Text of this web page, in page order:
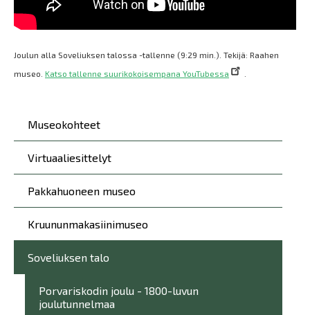
Päävalikko
Museokohteet
Virtuaaliesittelyt
Pakkahuoneen museo
Kruununmakasiinimuseo
Soveliuksen talo
Porvariskodin joulu - 1800-luvun
joulutunnelmaa
Joulun alla Soveliuksen talossa -tallenne (9:29 min.). Tekijä: Raahen
museo. Katso tallenne suurikokoisempana YouTubessa